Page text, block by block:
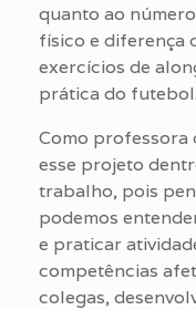
quanto ao
físico e diferença
exercícios de
prática do futebol.
Como professora
esse projeto
trabalho, pois
podemos
e praticar
competências
colegas,